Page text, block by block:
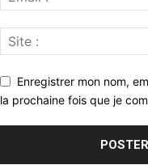
Enregistrer mon nom,
la prochaine fois que je